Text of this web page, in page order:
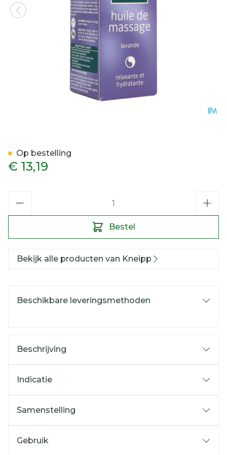
€ 13,19
Bestel
Op bestelling
Bekijk alle producten van Kneipp
Beschikbare leveringsmethoden
Beschrijving
Indicatie
Samenstelling
Gebruik